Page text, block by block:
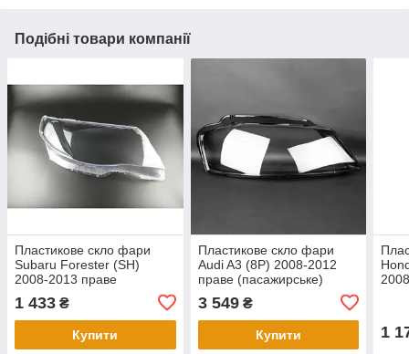
Подібні товари компанії
Пластикове скло фари
Subaru Forester (SH)
2008-2013 праве
1 433 ₴
Купити
Пластикове скло фари
Audi A3 (8P) 2008-2012
праве (пасажирське)
3 549₴
Купити 1